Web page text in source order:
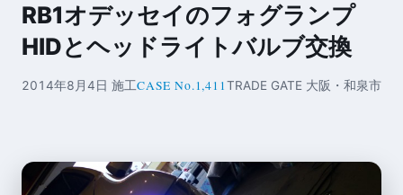
RB1オデッセイのフォグランプ
HIDとヘッドライトバルブ交換
2014年8月4日 施工CASE No.1,411TRADE GATE 大阪・和泉市